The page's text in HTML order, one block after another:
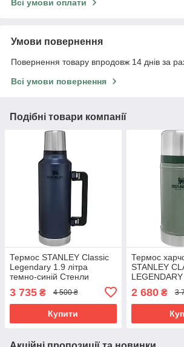
Всі умови оплати
Умови повернення
Повернення товару впродовж 14 днів за
Всі умови повернення
Подібні товари компанії
Термос STANLEY Classic
Legendary 1.9 літра
темно-синій Стенли
3 735 ₴ 4 500 ₴
Купити
Термос
STANLEY
зелений
Стенлі
2 680₴ 3